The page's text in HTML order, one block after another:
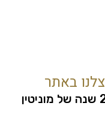
באתר